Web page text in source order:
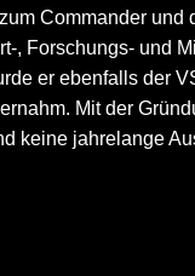
Commander und
, Forschungs- und
er ebenfalls der
Mit der
keine jahrelange